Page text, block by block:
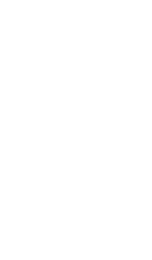
níveis elevados de Lp(a), revela
negativo metastático em
no primeiro mês